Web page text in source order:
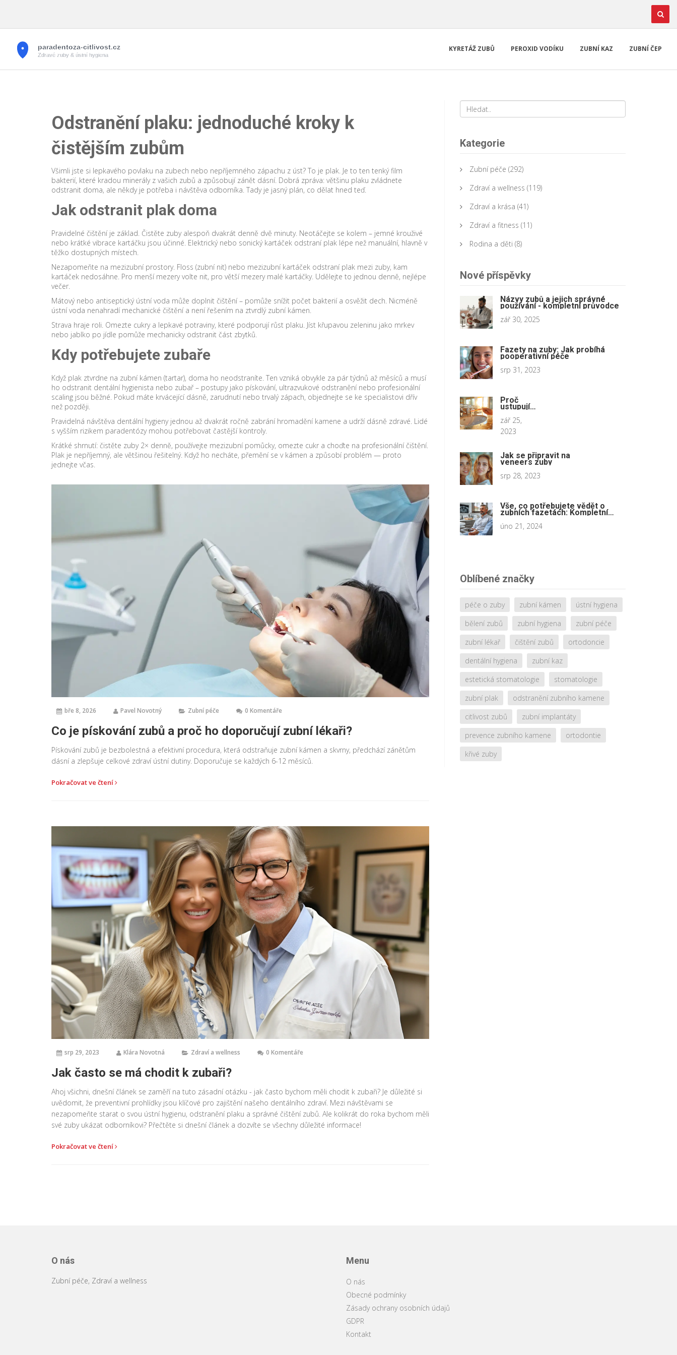
KYRETÁŽ ZUBŮ PEROXID VODÍKU ZUBNÍ KAZ ZUBNÍ ČEP
Odstranění plaku: jednoduché kroky k
čistějším zubům
Všimli jste si lepkavého povlaku na zubech nebo nepříjemného zápachu z úst? To je plak. Je to ten tenký film
bakterií, které kradou minerály z vašich zubů a způsobují zánět dásní. Dobrá zpráva: většinu plaku zvládnete
odstranit doma, ale někdy je potřeba i návštěva odborníka. Tady je jasný plán, co dělat hned teď.
Jak odstranit plak doma
Pravidelné čištění je základ. Čistěte zuby alespoň dvakrát denně dvě minuty. Neotáčejte se kolem – jemné krouživé
nebo krátké vibrace kartáčku jsou účinné. Elektrický nebo sonický kartáček odstraní plak lépe než manuální, hlavně v
těžko dostupných místech.
Nezapomeňte na mezizubní prostory. Floss (zubní nit) nebo mezizubní kartáček odstraní plak mezi zuby, kam
kartáček nedosáhne. Pro menší mezery volte nit, pro větší mezery malé kartáčky. Udělejte to jednou denně, nejlépe
večer.
Mátový nebo antiseptický ústní voda může doplnit čištění – pomůže snížit počet bakterií a osvěžit dech. Nicméně
ústní voda nenahradí mechanické čištění a není řešením na ztvrdlý zubní kámen.
Strava hraje roli. Omezte cukry a lepkavé potraviny, které podporují růst plaku. Jíst křupavou zeleninu jako mrkev
nebo jablko po jídle pomůže mechanicky odstranit část zbytků.
Kdy potřebujete zubaře
Když plak ztvrdne na zubní kámen (tartar), doma ho neodstraníte. Ten vzniká obvykle za pár týdnů až měsíců a musí
ho odstranit dentální hygienista nebo zubař – postupy jako pískování, ultrazvukové odstranění nebo profesionální
scaling jsou běžné. Pokud máte krvácející dásně, zarudnutí nebo trvalý zápach, objednejte se ke specialistovi dřív
než později.
Pravidelná návštěva dentální hygieny jednou až dvakrát ročně zabrání hromadění kamene a udrží dásně zdravé. Lidé
s vyšším rizikem paradentózy mohou potřebovat častější kontroly.
Krátké shrnutí: čistěte zuby 2× denně, používejte mezizubní pomůcky, omezte cukr a choďte na profesionální čištění.
Plak je nepříjemný, ale většinou řešitelný. Když ho necháte, přemění se v kámen a způsobí problém — proto
jednejte včas.
bře 8, 2026 Pavel Novotný Zubní péče 0 Komentáře
Co je pískování zubů a proč ho doporučují zubní lékaři?
Pískování zubů je bezbolestná a efektivní procedura, která odstraňuje zubní kámen a skvrny, předchází zánětům
dásní a zlepšuje celkové zdraví ústní dutiny. Doporučuje se každých 6-12 měsíců.
Pokračovat ve čtení
srp 29, 2023 Klára Novotná Zdraví a wellness 0 Komentáře
Jak často se má chodit k zubaři?
Ahoj všichni, dnešní článek se zaměří na tuto zásadní otázku - jak často bychom měli chodit k zubaři? Je důležité si
uvědomit, že preventivní prohlídky jsou klíčové pro zajištění našeho dentálního zdraví. Mezi návštěvami se
nezapomeňte starat o svou ústní hygienu, odstranění plaku a správné čištění zubů. Ale kolikrát do roka bychom měli
své zuby ukázat odborníkovi? Přečtěte si dnešní článek a dozvíte se všechny důležité informace!
Pokračovat ve čtení
Kategorie
Zubní péče (292)
Zdraví a wellness (119)
Zdraví a krása (41)
Zdraví a fitness (11)
Rodina a děti (8)
Nové příspěvky
Názvy zubů a jejich správné
používání - kompletní průvodce
zář 30, 2025
Fazety na zuby: Jak probíhá
pooperativní péče
srp 31, 2023
Proč
ustupují
dásně?
zář 25,
2023
Jak se připravit na
veneers zuby
srp 28, 2023
Vše, co potřebujete vědět o
zubních fazetách: Kompletní
průvodce procesem
úno 21, 2024
Oblíbené značky
péče o zuby zubní kámen
ústní hygiena
bělení zubů
zubní hygiena
zubní péče
zubní lékař
čištění zubů
ortodoncie
dentální hygiena
zubní kaz
estetická stomatologie
stomatologie
zubní plak
odstranění zubního kamene
citlivost zubů
zubní implantáty
prevence zubního kamene
ortodontie
křivé zuby
O nás
Zubní péče, Zdraví a wellness
Menu
O nás
Obecné podmínky
Zásady ochrany osobních údajů
GDPR
Kontakt